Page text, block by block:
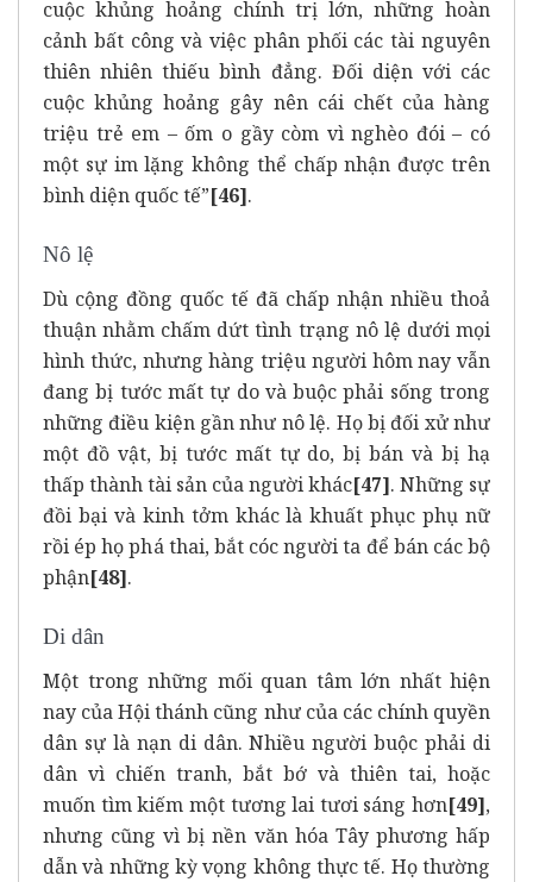
cuộc khủng hoảng chính trị lớn, những hoàn
cảnh bất công và việc phân phối các tài nguyên
thiên nhiên thiếu bình đẳng. Đối diện với các
cuộc khủng hoảng gây nên cái chết của hàng
triệu trẻ em – ốm o gầy còm vì nghèo đói – có
một sự im lặng không thể chấp nhận được trên
bình diện quốc tế”[46].
Nô lệ
Dù cộng đồng quốc tế đã chấp nhận nhiều thoả
thuận nhằm chấm dứt tình trạng nô lệ dưới mọi
hình thức, nhưng hàng triệu người hôm nay vẫn
đang bị tước mất tự do và buộc phải sống trong
những điều kiện gần như nô lệ. Họ bị đối xử như
một đồ vật, bị tước mất tự do, bị bán và bị hạ
thấp thành tài sản của người khác[47]. Những sự
đồi bại và kinh tởm khác là khuất phục phụ nữ
rồi ép họ phá thai, bắt cóc người ta để bán các bộ
phận[48].
Di dân
Một trong những mối quan tâm lớn nhất hiện
nay của Hội thánh cũng như của các chính quyền
dân sự là nạn di dân. Nhiều người buộc phải di
dân vì chiến tranh, bắt bớ và thiên tai, hoặc
muốn tìm kiếm một tương lai tươi sáng hơn[49],
nhưng cũng vì bị nền văn hóa Tây phương hấp
dẫn và những kỳ vọng không thực tế. Họ thường